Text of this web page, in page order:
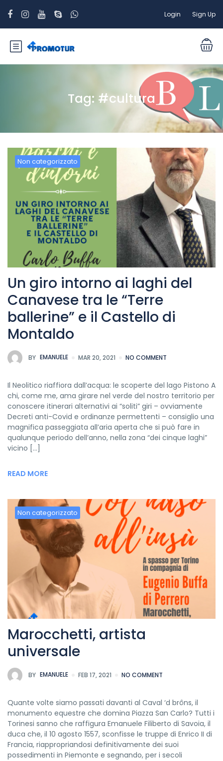
Login Sign Up
Tag: #cultura
Non categorizzato
Un giro intorno ai laghi del
Canavese tra le “Terre
ballerine”​ e il Castello di
Montaldo
BY EMANUELE MAR 20, 2021 NO COMMENT
Il Neolitico riaffiora dall’acqua: le scoperte del lago Pistono A
chi, come me, ama girare nel verde del nostro territorio per
conoscere itinerari alternativi ai “soliti” giri – ovviamente
Decreti anti-Covid e ordinanze permettenti – consiglio una
magnifica passeggiata all’aria aperta che si può fare in
qualunque periodo dell’anno, nella zona “dei cinque laghi”
vicino […]
READ MORE
Non categorizzato
Marocchetti, artista
universale
BY EMANUELE FEB 17, 2021 NO COMMENT
Quante volte siamo passati davanti al Caval ‘d brôns, il
monumento equestre che domina Piazza San Carlo? Tutti i
Torinesi sanno che raffigura Emanuele Filiberto di Savoia, il
duca che, il 10 agosto 1557, sconfisse le truppe di Enrico II di
Francia, riappropriandosi definitivamente dei suoi
possedimenti in Piemonte e segnando, per i secoli